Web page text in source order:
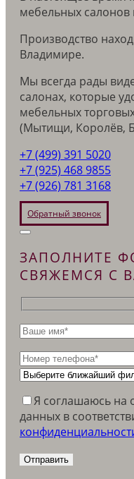
мебельных салонов
Производство
Владимире.
Мы всегда рады
салонах, которые
мебельных
(Мытищи, Королёв,
+7 (499) 391 5020
+7 (925) 468 9855
+7 (926) 781 3168
Обратный звонок
ЗАПОЛНИТЕ
СВЯЖЕМСЯ С
Я соглашаюсь на
данных в